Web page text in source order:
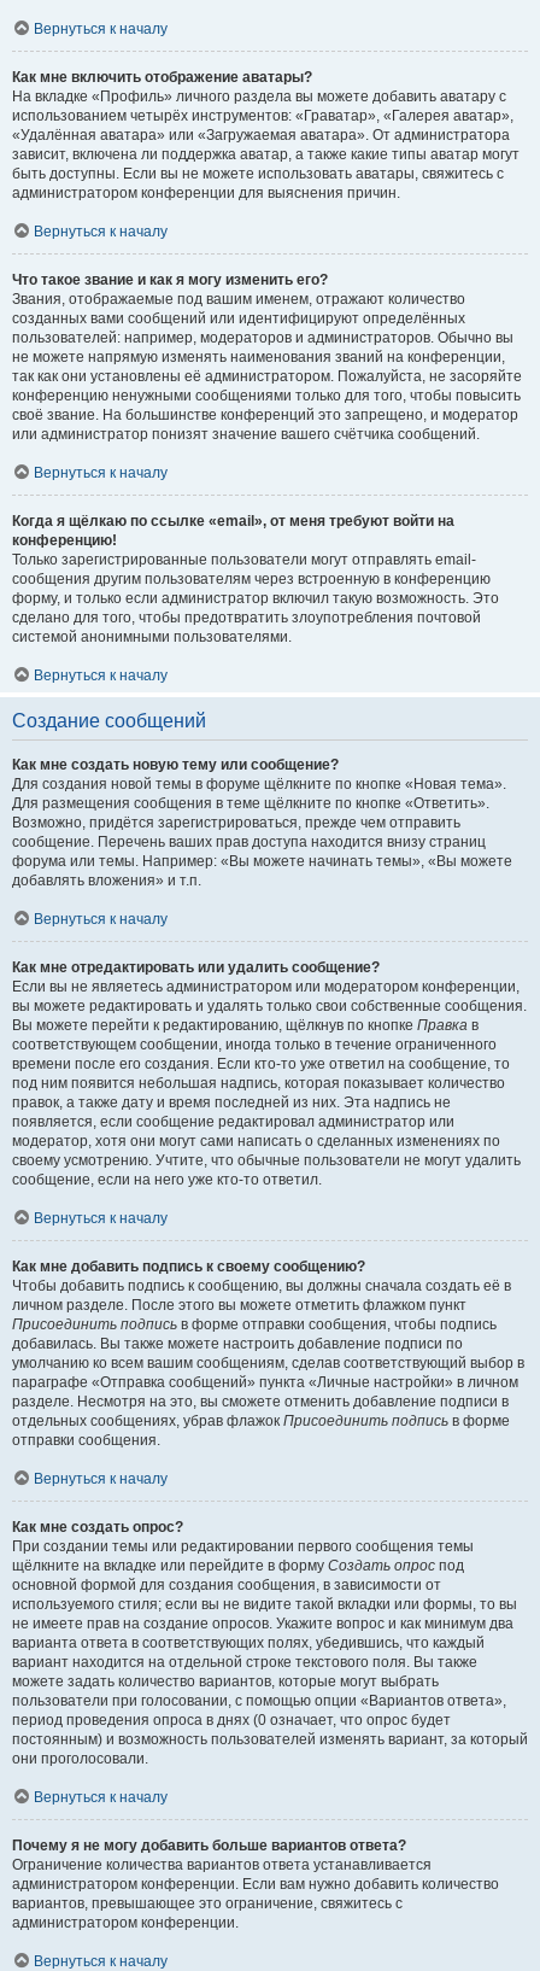
Вернуться к началу
Как мне включить отображение аватары?
На вкладке «Профиль» личного раздела вы можете добавить аватару с
использованием четырёх инструментов: «Граватар», «Галерея аватар»,
«Удалённая аватара» или «Загружаемая аватара». От администратора
зависит, включена ли поддержка аватар, а также какие типы аватар могут
быть доступны. Если вы не можете использовать аватары, свяжитесь с
администратором конференции для выяснения причин.
Вернуться к началу
Что такое звание и как я могу изменить его?
Звания, отображаемые под вашим именем, отражают количество
созданных вами сообщений или идентифицируют определённых
пользователей: например, модераторов и администраторов. Обычно вы
не можете напрямую изменять наименования званий на конференции,
так как они установлены её администратором. Пожалуйста, не засоряйте
конференцию ненужными сообщениями только для того, чтобы повысить
своё звание. На большинстве конференций это запрещено, и модератор
или администратор понизят значение вашего счётчика сообщений.
Вернуться к началу
Когда я щёлкаю по ссылке «email», от меня требуют войти на
конференцию!
Только зарегистрированные пользователи могут отправлять email-
сообщения другим пользователям через встроенную в конференцию
форму, и только если администратор включил такую возможность. Это
сделано для того, чтобы предотвратить злоупотребления почтовой
системой анонимными пользователями.
Вернуться к началу
Создание сообщений
Как мне создать новую тему или сообщение?
Для создания новой темы в форуме щёлкните по кнопке «Новая тема».
Для размещения сообщения в теме щёлкните по кнопке «Ответить».
Возможно, придётся зарегистрироваться, прежде чем отправить
сообщение. Перечень ваших прав доступа находится внизу страниц
форума или темы. Например: «Вы можете начинать темы», «Вы можете
добавлять вложения» и т.п.
Вернуться к началу
Как мне отредактировать или удалить сообщение?
Если вы не являетесь администратором или модератором конференции,
вы можете редактировать и удалять только свои собственные сообщения.
Вы можете перейти к редактированию, щёлкнув по кнопке Правка в
соответствующем сообщении, иногда только в течение ограниченного
времени после его создания. Если кто-то уже ответил на сообщение, то
под ним появится небольшая надпись, которая показывает количество
правок, а также дату и время последней из них. Эта надпись не
появляется, если сообщение редактировал администратор или
модератор, хотя они могут сами написать о сделанных изменениях по
своему усмотрению. Учтите, что обычные пользователи не могут удалить
сообщение, если на него уже кто-то ответил.
Вернуться к началу
Как мне добавить подпись к своему сообщению?
Чтобы добавить подпись к сообщению, вы должны сначала создать её в
личном разделе. После этого вы можете отметить флажком пункт
Присоединить подпись в форме отправки сообщения, чтобы подпись
добавилась. Вы также можете настроить добавление подписи по
умолчанию ко всем вашим сообщениям, сделав соответствующий выбор в
параграфе «Отправка сообщений» пункта «Личные настройки» в личном
разделе. Несмотря на это, вы сможете отменить добавление подписи в
отдельных сообщениях, убрав флажок Присоединить подпись в форме
отправки сообщения.
Вернуться к началу
Как мне создать опрос?
При создании темы или редактировании первого сообщения темы
щёлкните на вкладке или перейдите в форму Создать опрос под
основной формой для создания сообщения, в зависимости от
используемого стиля; если вы не видите такой вкладки или формы, то вы
не имеете прав на создание опросов. Укажите вопрос и как минимум два
варианта ответа в соответствующих полях, убедившись, что каждый
вариант находится на отдельной строке текстового поля. Вы также
можете задать количество вариантов, которые могут выбрать
пользователи при голосовании, с помощью опции «Вариантов ответа»,
период проведения опроса в днях (0 означает, что опрос будет
постоянным) и возможность пользователей изменять вариант, за который
они проголосовали.
Вернуться к началу
Почему я не могу добавить больше вариантов ответа?
Ограничение количества вариантов ответа устанавливается
администратором конференции. Если вам нужно добавить количество
вариантов, превышающее это ограничение, свяжитесь с
администратором конференции.
Вернуться к началу